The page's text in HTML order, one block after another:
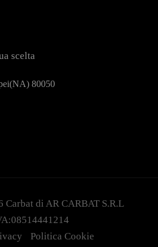
scelta
80050
Carbatdi AR CARBAT S.R.L
Politica Cookie